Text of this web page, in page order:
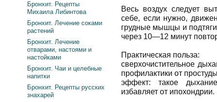
Весь воздух следует
себе, если нужно,
грудные мышцы и
через 10—12 минут
Практическая польза:
сверхочистительное
профилактики от
эффект: такое
избавляет от ипохондрии.
Бронхит. Рецепты
Михаила Либинтова
Бронхит. Лечение соками
растений
Бронхит. Лечение
отварами, настоями и
настойками
Бронхит. Чаи и целебные
напитки
Бронхит. Рецепты русских
знахарей